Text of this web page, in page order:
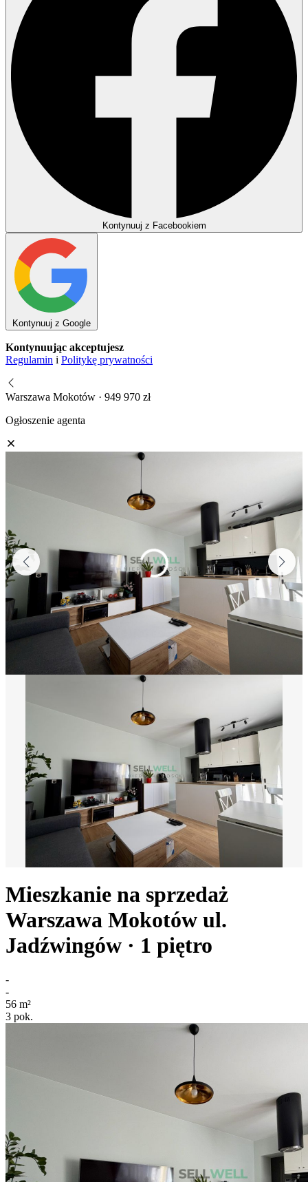
Kontynuuj z Facebookiem
Kontynuuj z Google
Kontynuując akceptujesz
Regulamin i Politykę prywatności
Warszawa Mokotów · 949 970 zł
Ogłoszenie agenta
Mieszkanie na sprzedaż
Warszawa Mokotów ul.
Jadźwingów · 1 piętro
-
-
56 m²
3 pok.